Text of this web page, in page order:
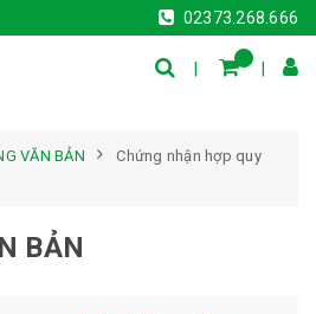
02373.268.666
VĂN BẢN
Chứng nhận hợp quy
BẢN